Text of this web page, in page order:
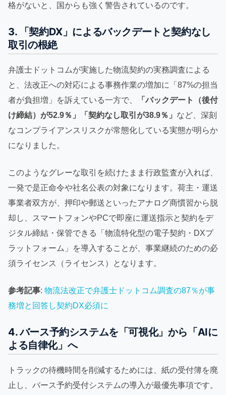
格がないと、国からも強く警告されているのです。
3. 「契約DX」によるバックデートと契約なし
取引の根絶
弁護士ドットコムが実施した物流契約の実務調査による
と、法改正への対応による事務作業の増加に「87%の担当
者が負担増」を訴えている一方で、
「バックデート（後付
け締結）が52.9％」「契約なし取引が38.9％」 など、深刻
なコンプライアンスリスクが常態化している実態が明らか
になりました。
このようなグレーな取引を続けたまま行政監査が入れば、
一発で是正命令や社名公表の対象になります。荷主・運送
事業者双方が、押印や郵送といったアナログ商慣習から脱
却し、スマートフォンやPCで即座に運送指示と契約をデ
ジタル締結・保管できる「物流特化型の電子契約・DXプ
ラットフォーム」を導入することが、事業継続のための必
須ライセンス（ライセンス）となります。
参考記事: 物流法改正で弁護士ドットコム調査の87％が事
務増と回答し契約DX必須に
4. バース予約システムを「可視化」から「AIに
よる自律化」へ
トラックの待機時間を削減するためには、紙の受付簿を廃
止し、バース予約受付システムの導入が最優先事項です。